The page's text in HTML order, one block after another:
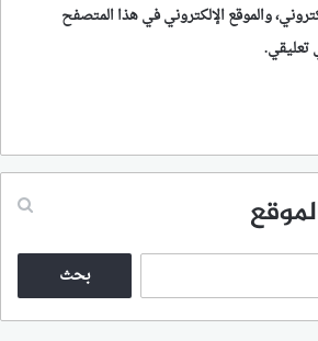
والموقع الإلكتروني في هذا المتصفح
تعليقي.